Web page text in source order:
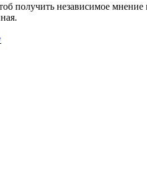
получить независимое